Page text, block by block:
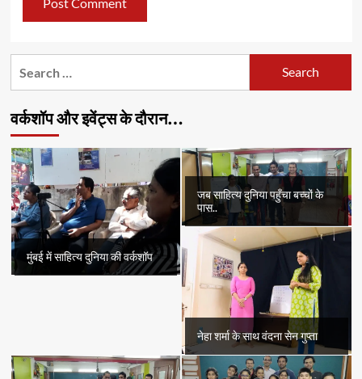
वर्कशॉप और इवेंट्स के दौरान…
मुंबई में साहित्य दुनिया की वर्कशॉप
जब साहित्य दुनिया पहुँचा बच्चों के
पास..
नेहा शर्मा के साथ वंदना सेन गुप्ता